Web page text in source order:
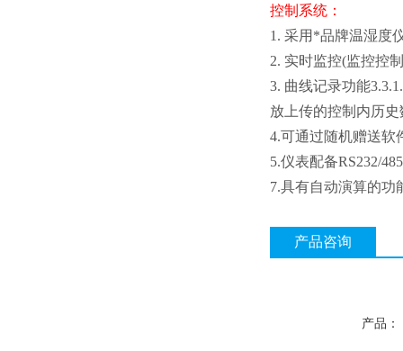
控制系统：
1. 采用*品牌温湿度
2. 实时监控(监控控
3. 曲线记录功能
放上传的控制内历
4.可通过随机赠送软
5.仪表配备RS232/
7.具有自动演算的功
产品咨询
产品：